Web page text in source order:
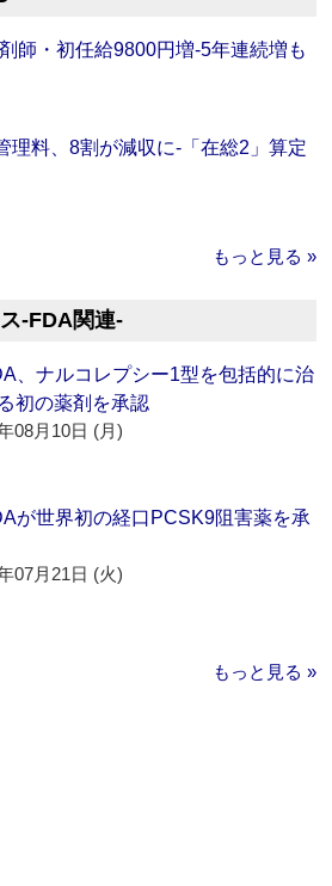
師・初任給9800円増‐5年連続増も
理料、8割が減収に‐「在総2」算定
もっと見る »
‐FDA関連‐
、ナルコレプシー1型を包括的に治
初の薬剤を承認
08月10日 (月)
が世界初の経口PCSK9阻害薬を承
07月21日 (火)
もっと見る »